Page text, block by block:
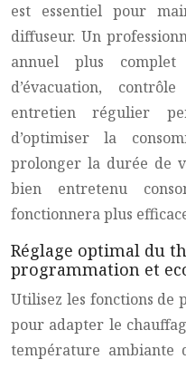
est essentiel pour
diffuseur. Un
annuel plus
d’évacuation,
entretien régulier
d’optimiser la
prolonger la durée de
bien entretenu
fonctionnera plus
Réglage optimal du
programmation et
Utilisez les fonctions de
pour adapter le
température ambiante